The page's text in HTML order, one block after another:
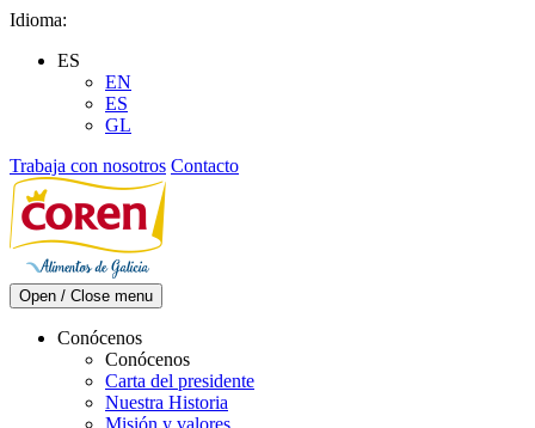
Skip
content
Idioma:
ES
EN
ES
GL
Trabaja con nosotros Contacto
Open / Close menu
Conócenos
Conócenos
Carta del presidente
Nuestra Historia
Misión y valores